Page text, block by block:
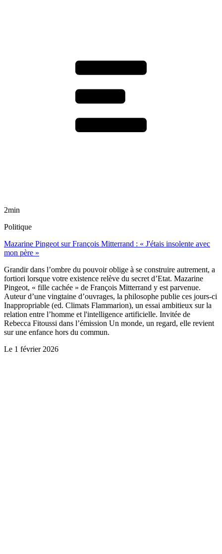
2min
Politique
Mazarine Pingeot sur François Mitterrand : « J'étais insolente avec
mon père »
Grandir dans l’ombre du pouvoir oblige à se construire autrement, a
fortiori lorsque votre existence relève du secret d’Etat. Mazarine
Pingeot, « fille cachée » de François Mitterrand y est parvenue.
Auteur d’une vingtaine d’ouvrages, la philosophe publie ces jours-ci
Inappropriable (ed. Climats Flammarion), un essai ambitieux sur la
relation entre l’homme et l'intelligence artificielle. Invitée de
Rebecca Fitoussi dans l’émission Un monde, un regard, elle revient
sur une enfance hors du commun.
Le 1 février 2026